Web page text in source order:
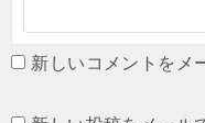
新しいコメントをメ